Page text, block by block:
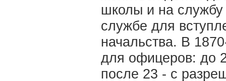
школы и на службу
службе для
начальства. В
для офицеров: до
после 23 - с